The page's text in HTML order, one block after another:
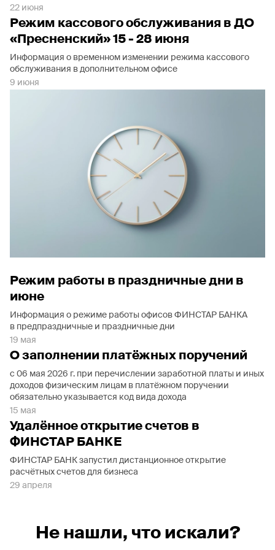
22 июня
Режим кассового обслуживания в ДО
«Пресненский» 15 - 28 июня
Информация о временном изменении режима кассового
обслуживания в дополнительном офисе
9 июня
Режим работы в праздничные дни в
июне
Информация о режиме работы офисов ФИНСТАР БАНКА
в предпраздничные и праздничные дни
19 мая
О заполнении платёжных поручений
с 06 мая 2026 г. при перечислении заработной платы и иных
доходов физическим лицам в платёжном поручении
обязательно указывается код вида дохода
15 мая
Удалённое открытие счетов в
ФИНСТАР БАНКЕ
ФИНСТАР БАНК запустил дистанционное открытие
расчётных счетов для бизнеса
29 апреля
Не нашли, что искали?